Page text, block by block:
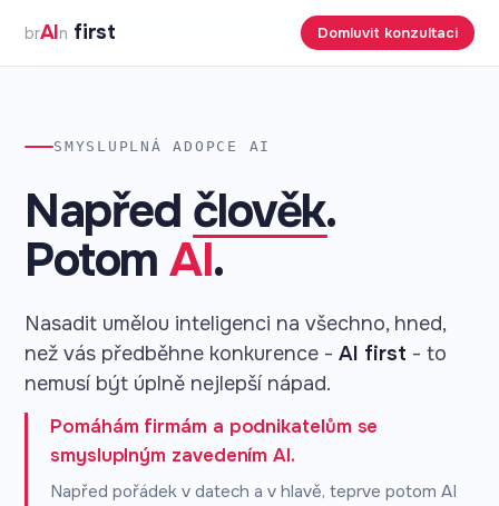
brAIn first Domluvit konzultaci
SMYSLUPLNÁ ADOPCE AI
Napřed člověk.
PotomAI.
Nasadit umělou inteligenci na všechno, hned,
než vás předběhne konkurence - AI first - to
nemusí být úplně nejlepší nápad.
Pomáhám firmám a podnikatelům se
smysluplným zavedením AI.
Napřed pořádek v datech a v hlavě, teprve potom AI